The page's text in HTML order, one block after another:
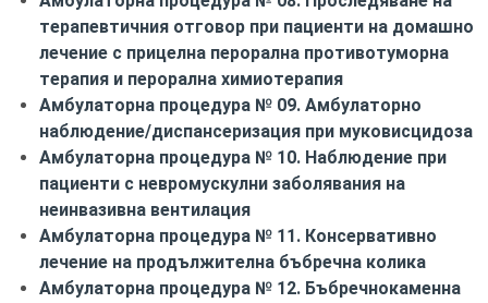
терапевтичния отговор при пациенти на домашно
лечение с прицелна перорална противотуморна
терапия и перорална химиотерапия
Амбулаторна процедура № 09. Амбулаторно
наблюдение/диспансеризация при муковисцидоза
Амбулаторна процедура № 10. Наблюдение при
пациенти с невромускулни заболявания на
неинвазивна вентилация
Амбулаторна процедура № 11. Консервативно
лечение на продължителна бъбречна колика
Амбулаторна процедура № 12. Бъбречнокаменна